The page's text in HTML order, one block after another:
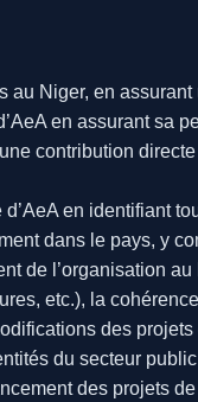
au Niger, en assurant
en assurant sa
contribution
en identifiant
dans le pays, y
de l’organisation au
etc.), la
des projets
du secteur
des projets de